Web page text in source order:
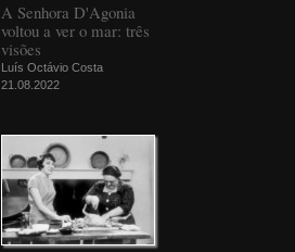
A Senhora D'Agonia
voltou a ver o mar: três
visões
Luís Octávio Costa
21.08.2022